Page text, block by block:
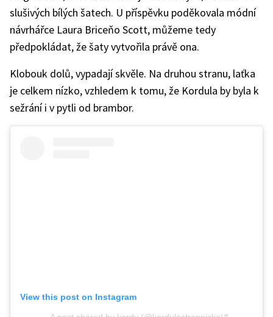
slušivých bílých šatech. U příspěvku poděkovala módní
návrhářce Laura Briceňo Scott, můžeme tedy
předpokládat, že šaty vytvořila právě ona.
Klobouk dolů, vypadají skvěle. Na druhou stranu, laťka
je celkem nízko, vzhledem k tomu, že Kordula by byla k
sežrání i v pytli od brambor.
View this post on Instagram